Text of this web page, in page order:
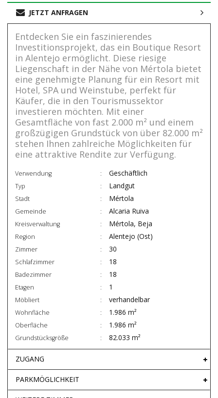
JETZT ANFRAGEN
Entdecken Sie ein faszinierendes
Investitionsprojekt, das ein Boutique Resort
in Alentejo ermöglicht. Diese riesige
Liegenschaft in der Nähe von Mértola bietet
eine genehmigte Planung für ein Resort mit
Hotel, SPA und Weinstube, perfekt für
Käufer, die in den Tourismussektor
investieren möchten. Mit einer
Gesamtfläche von fast 2.000 m² und einem
großzügigen Grundstück von über 82.000 m²
stehen Ihnen zahlreiche Möglichkeiten für
eine attraktive Rendite zur Verfügung.
Verwendung Geschäftlich
Typ Landgut
Stadt Mértola
Gemeinde Alcaria Ruiva
Kreisverwaltung Mértola, Beja
Region Alentejo (Ost)
Zimmer 30
Schlafzimmer 18
Badezimmer 18
Etagen 1
Möbliert verhandelbar
Wohnfläche 1.986 m²
Oberfläche 1.986 m²
Grundstücksgröße 82.033 m²
ZUGANG
PARKMÖGLICHKEIT